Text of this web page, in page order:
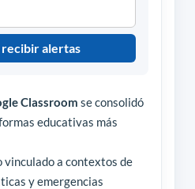
alertas
Classroom se consolidó
educativas más
vinculado a contextos de
y emergencias